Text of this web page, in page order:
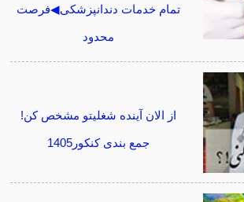
تمام خدمات دندانپزشکی◀فرصت
محدود
از الان آینده شغلیتو مشخص کن!
جمع بندی کنکور1405